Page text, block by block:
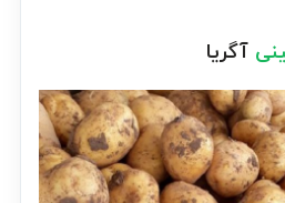
آگریا